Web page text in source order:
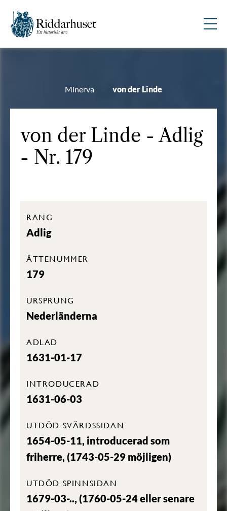
Minerva von der Linde
von der Linde - Adlig
- Nr. 179
RANG
Adlig
ÄTTENUMMER
179
URSPRUNG
Nederländerna
ADLAD
1631-01-17
INTRODUCERAD
1631-06-03
UTDÖD SVÄRDSSIDAN
1654-05-11, introducerad som
friherre, (1743-05-29 möjligen)
UTDÖD SPINNSIDAN
1679-03-.., (1760-05-24 eller senare